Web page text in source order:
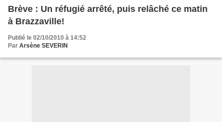
Brève : Un réfugié arrêté, puis relâché ce matin
à Brazzaville!
Publié le 02/10/2010 à 14:52
Par Arsène SEVERIN